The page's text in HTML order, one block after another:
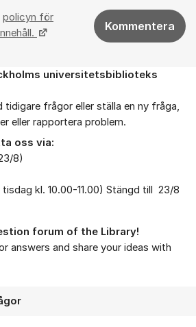
policyn för
Kommentera
universitetsbiblioteks
tidigare frågor eller ställa en ny fråga,
eller rapportera problem.
oss via:
8)
kl. 10.00-11.00) Stängd till 23/8
forum of the Library!
answers and share your ideas with